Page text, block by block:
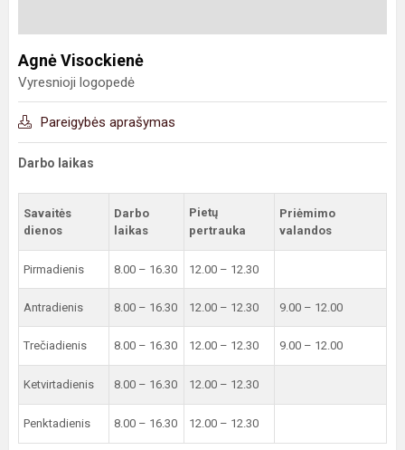
Agnė Visockienė
Vyresnioji logopedė
Pareigybės aprašymas
Darbo laikas
Savaitės
dienos
Darbo
laikas
Pietų
pertrauka
Priėmimo
valandos
Pirmadienis 8.00 – 16.30 12.00 – 12.30
Antradienis 8.00 – 16.30 12.00 – 12.30 9.00 – 12.00
Trečiadienis 8.00 – 16.30 12.00 – 12.30 9.00 – 12.00
Ketvirtadienis 8.00 – 16.30 12.00 – 12.30
Penktadienis 8.00 – 16.30 12.00 – 12.30